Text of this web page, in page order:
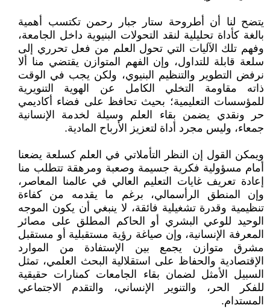
يتضح لنا أن أطروحة ستار جبار رحمن تكتسب أهمية
بالغة كأداة تحليلية لنقد التحولات البنيوية داخل الجامعة،
وفهم تلك الآليات التي تحول العلم من فعل تحرري إلى
سلعة قابلة للتداول، وإن الفهم المتوازن يقتضي منا ألا
نرفض التطوير والتنظيم البنيوي، ولكن يجب في الوقت
ذاته مقاومة التخلي الكامل عن الهوية التنويرية
للمؤسسات التعليمية؛ بحيث تحافظ على فضاء أكاديمي
حر ونقدي يضمن بقاء العلم وسيلة لخدمة الإنسانية
جمعاء، وليس مجرد أداة لتعزيز الأرباح المادية.
ويمكن القول إن النظر التأملاتي في العلم كسلعة يضعنا
أمام مسؤولية فكرية جسيمة وصعبة ومرهقة تتطلب منا
إعادة تعريف غايات التعليم العالي في عالمنا المعاصر،
وإن المنطق الرأسمالي، برغم ما يقدمه من كفاءة
تنظيمية وقدرة تشغيلية فائقة، لا ينبغي أن يكون الموجه
الوحيد للوعي البشري أو الحاكم المطلق على مصائر
المعرفة الإنسانية، وإن صياغة رؤية مستقبلية أو مستقبل
مشرق متوازن يجمع بين الإستفادة من الموارد
الإقتصادية والحفاظ على استقلالية البحث العلمي، تمثل
السبيل الأمثل لضمان بقاء الجامعات كمنارات حقيقية
للفكر الحر، والتنوير الإنساني، والتقدم الاجتماعي
المستدام.